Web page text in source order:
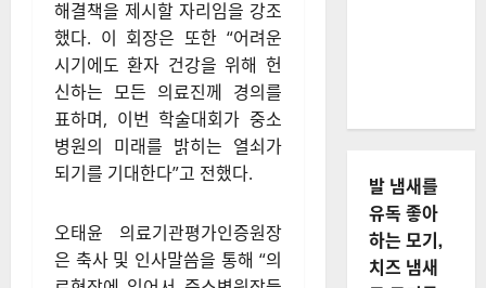
해결책을 제시할 자리임을 강조
했다. 이 회장은 또한 “어려운
시기에도 환자 건강을 위해 헌
신하는 모든 의료진께 경의를
표하며, 이번 학술대회가 중소
병원의 미래를 밝히는 열쇠가
되기를 기대한다”고 전했다.
오태윤 의료기관평가인증원장
은 축사 및 인사말씀을 통해 “의
발 냄새를
유독 좋아
하는 모기,
치즈 냄새